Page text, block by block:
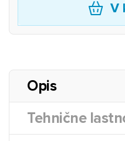
V
Opis
Tehnične